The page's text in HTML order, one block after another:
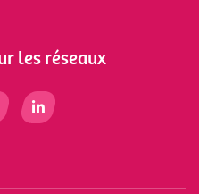
les réseaux